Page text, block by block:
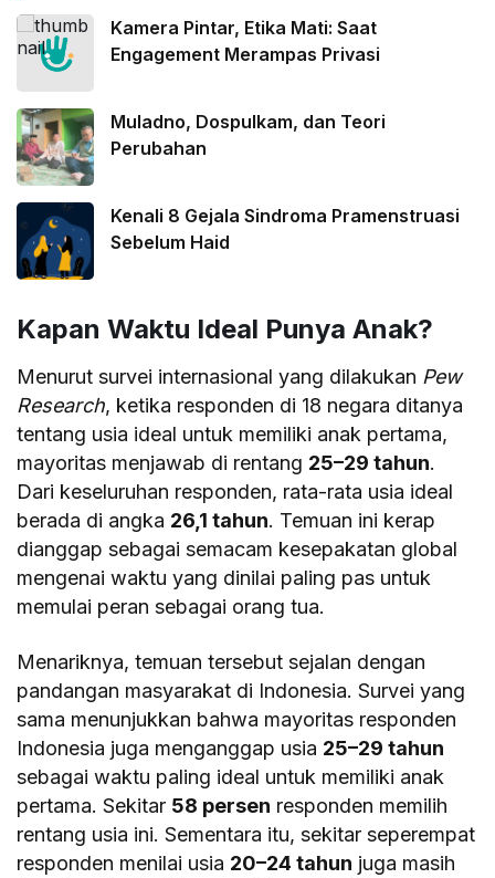
Kamera Pintar, Etika Mati: Saat
Engagement Merampas Privasi
Muladno, Dospulkam, dan Teori
Perubahan
Kenali 8 Gejala Sindroma Pramenstruasi
Sebelum Haid
Kapan Waktu Ideal Punya Anak?
Menurut survei internasional yang dilakukan Pew
Research, ketika responden di 18 negara ditanya
tentang usia ideal untuk memiliki anak pertama,
mayoritas menjawab di rentang 25–29 tahun.
Dari keseluruhan responden, rata-rata usia ideal
berada di angka 26,1 tahun. Temuan ini kerap
dianggap sebagai semacam kesepakatan global
mengenai waktu yang dinilai paling pas untuk
memulai peran sebagai orang tua.
Menariknya, temuan tersebut sejalan dengan
pandangan masyarakat di Indonesia. Survei yang
sama menunjukkan bahwa mayoritas responden
Indonesia juga menganggap usia 25–29 tahun
sebagai waktu paling ideal untuk memiliki anak
pertama. Sekitar 58 persen responden memilih
rentang usia ini. Sementara itu, sekitar seperempat
responden menilai usia 20–24 tahun juga masih